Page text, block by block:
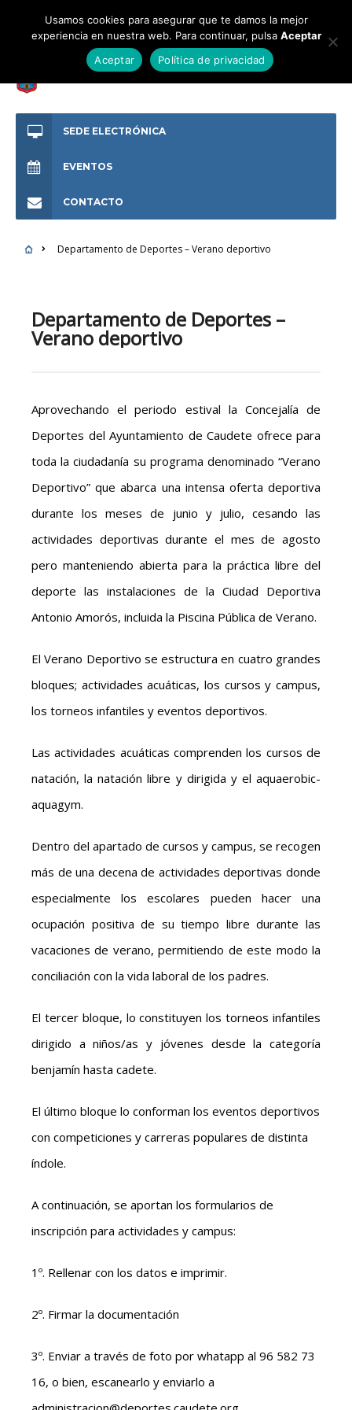
SEDE ELECTRÓNICA
EVENTOS
CONTACTO
Departamento de Deportes – Verano deportivo
Departamento de Deportes –
Verano deportivo
Aprovechando el periodo estival la Concejalía de
Deportes del Ayuntamiento de Caudete ofrece para
toda la ciudadanía su programa denominado “Verano
Deportivo” que abarca una intensa oferta deportiva
durante los meses de junio y julio, cesando las
actividades deportivas durante el mes de agosto
pero manteniendo abierta para la práctica libre del
deporte las instalaciones de la Ciudad Deportiva
Antonio Amorós, incluida la Piscina Pública de Verano.
El Verano Deportivo se estructura en cuatro grandes
bloques; actividades acuáticas, los cursos y campus,
los torneos infantiles y eventos deportivos.
Las actividades acuáticas comprenden los cursos de
natación, la natación libre y dirigida y el aquaerobic-
aquagym.
Dentro del apartado de cursos y campus, se recogen
más de una decena de actividades deportivas donde
especialmente los escolares pueden hacer una
ocupación positiva de su tiempo libre durante las
vacaciones de verano, permitiendo de este modo la
conciliación con la vida laboral de los padres.
El tercer bloque, lo constituyen los torneos infantiles
dirigido a niños/as y jóvenes desde la categoría
benjamín hasta cadete.
El último bloque lo conforman los eventos deportivos
con competiciones y carreras populares de distinta
índole.
A continuación, se aportan los formularios de
inscripción para actividades y campus:
1º. Rellenar con los datos e imprimir.
2º. Firmar la documentación
3º. Enviar a través de foto por whatapp al 96 582 73
16, o bien, escanearlo y enviarlo a
Usamos cookies para asegurar que te damos la mejor
experiencia en nuestra web. Para continuar, pulsa Aceptar
Aceptar
Política de privacidad